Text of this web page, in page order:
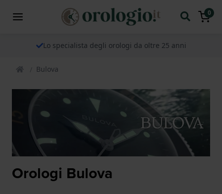
0
Lo specialista degli orologi da oltre 25 anni
Bulova
Orologi Bulova